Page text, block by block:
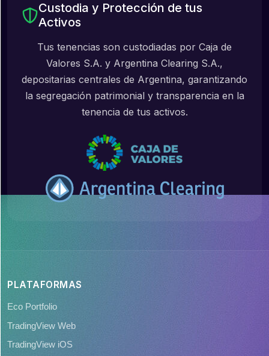
Custodia y Protección de tus
Activos
Tus tenencias son custodiadas por Caja de
Valores S.A. y Argentina Clearing S.A.,
depositarias centrales de Argentina, garantizando
la segregación patrimonial y transparencia en la
tenencia de tus activos.
PLATAFORMAS
Eco Portfolio
TradingView Web
TradingView iOS